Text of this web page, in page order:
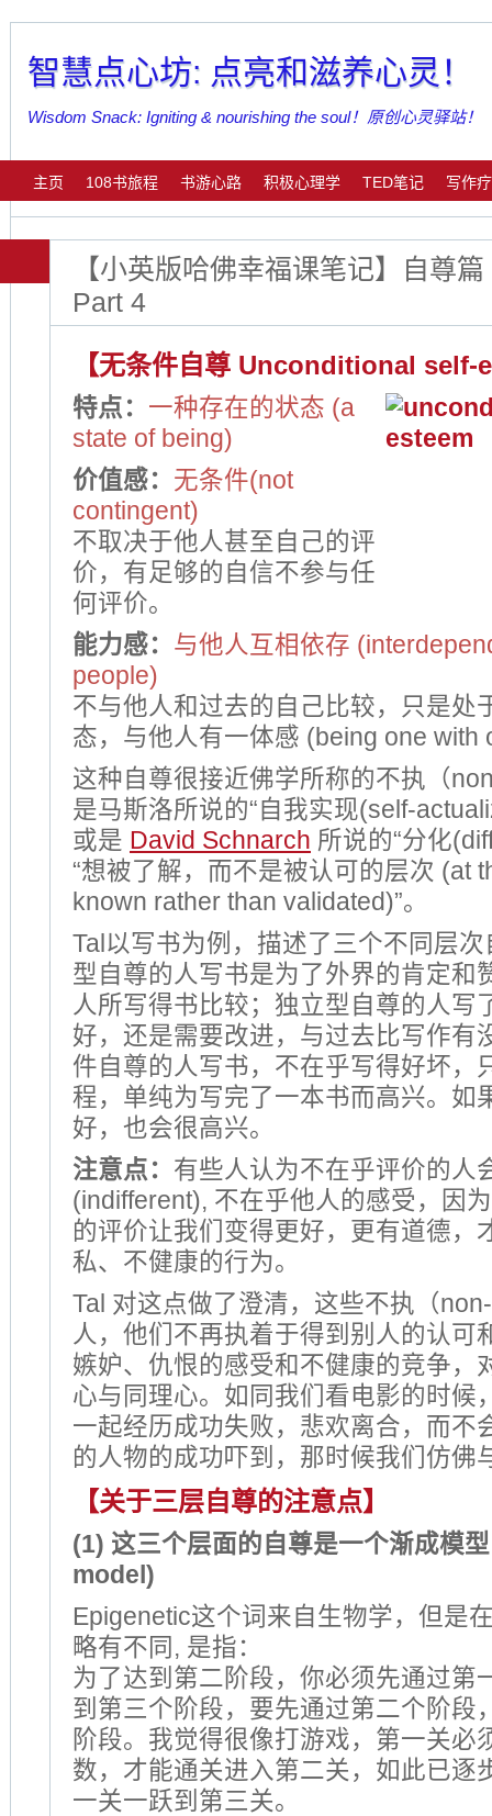
智慧点心坊: 点亮和滋养心灵！
Wisdom Snack: Igniting & nourishing the soul！原创心灵驿站！
主页 108书旅程 书游心路 积极心理学 TED笔记 写作
【小英版哈佛幸福课笔记】自尊
Part 4
【无条件自尊 Unconditional self-
特点： 一种存在的状态 (a
state of being)
价值感： 无条件(not
contingent)
不取决于他人甚至自己的评
价，有足够的自信不参与任
何评价。
能力感： 与他人互相依存
people)
不与他人和过去的自己比较，只是处
态，与他人有一体感 (being one with
这种自尊很接近佛学所称的不执（
是马斯洛所说的“自我实现(self-
或是 David Schnarch 所说的“分化
“想被了解，而不是被认可的层次 (at
known rather than validated)”。
Tal以写书为例，描述了三个不同层
型自尊的人写书是为了外界的肯定和
人所写得书比较；独立型自尊的人写
好，还是需要改进，与过去比写作有
件自尊的人写书，不在乎写得好坏，
程，单纯为写完了一本书而高兴。如
好，也会很高兴。
注意点： 有些人认为不在乎评价的人
(indifferent), 不在乎他人的感受，因
的评价让我们变得更好，更有道德，
私、不健康的行为。
Tal 对这点做了澄清，这些不执（
人，他们不再执着于得到别人的认可
嫉妒、仇恨的感受和不健康的竞争，
心与同理心。如同我们看电影的时候
一起经历成功失败，悲欢离合，而不
的人物的成功吓到，那时候我们仿佛
【关于三层自尊的注意点】
(1) 这三个层面的自尊是一个渐成模
model)
Epigenetic这个词来自生物学，但是
略有不同, 是指：
为了达到第二阶段，你必须先通过第
到第三个阶段，要先通过第二个阶段
阶段。我觉得很像打游戏，第一关必
数，才能通关进入第二关，如此已逐
一关一跃到第三关。